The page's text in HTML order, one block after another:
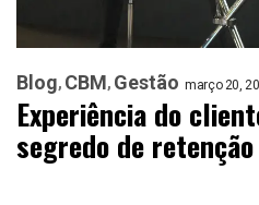
Blog CBM Gestão março 20,
Experiência do
segredo de retenção